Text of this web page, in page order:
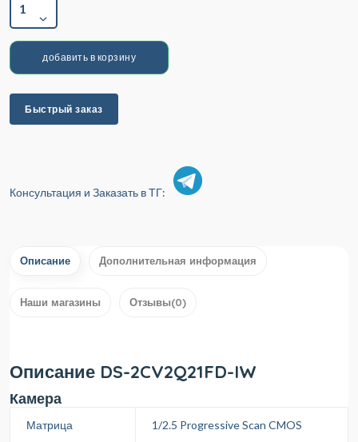
1
добавить в корзину
Быстрый заказ
Консультация и Заказать в ТГ:
Описание Дополнительная информация
Наши магазины Отзывы(0)
Описание DS-2CV2Q21FD-IW
Камера
Матрица 1/2.5 Progressive Scan CMOS